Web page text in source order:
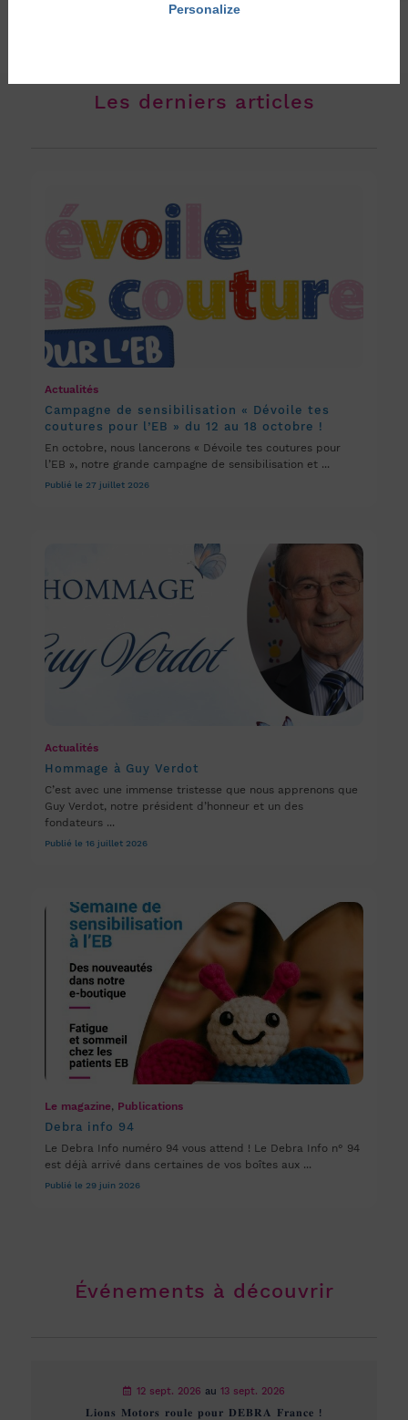
Les derniers articles
Actualités
Campagne de sensibilisation « Dévoile tes
coutures pour l’EB » du 12 au 18 octobre !
En octobre, nous lancerons « Dévoile tes coutures pour
l’EB », notre grande campagne de sensibilisation et ...
Publié le 27 juillet 2026
Actualités
Hommage à Guy Verdot
C’est avec une immense tristesse que nous apprenons que
Guy Verdot, notre président d’honneur et un des
fondateurs ...
Publié le 16 juillet 2026
Le magazine, Publications
Debra info 94
Le Debra Info numéro 94 vous attend ! Le Debra Info n° 94
est déjà arrivé dans certaines de vos boîtes aux ...
Publié le 29 juin 2026
Événements à découvrir
12 sept. 2026 au 13 sept. 2026
𝐋𝐢𝐨𝐧𝐬 𝐌𝐨𝐭𝐨𝐫𝐬 𝐫𝐨𝐮𝐥𝐞 𝐩𝐨𝐮𝐫 𝐃𝐄𝐁𝐑𝐀 𝐅𝐫𝐚𝐧𝐜𝐞 !
Personalize